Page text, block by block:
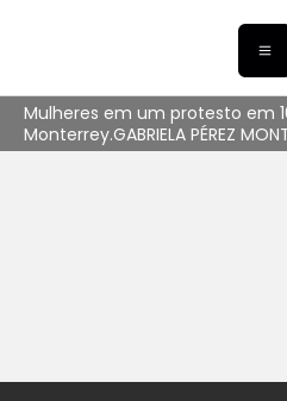
Mulheres em um protesto em
Monterrey.GABRIELA PÉREZ